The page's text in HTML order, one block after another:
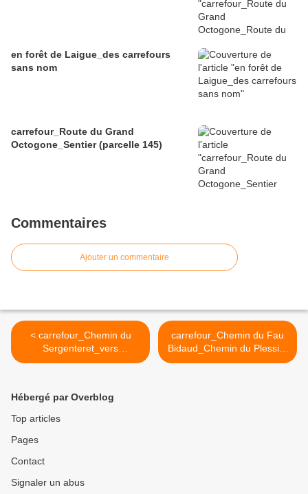
en forêt de Laigue_des carrefours
sans nom
carrefour_Route du Grand
Octogone_Sentier (parcelle 145)
Commentaires
Ajouter un commentaire
< carrefour_Chemin du
Sergenteret_vers
Royaumont
carrefour_Chemin du Fau
Bidaud_Chemin du Plessis-
Brion >
Hébergé par Overblog
Top articles
Pages
Contact
Signaler un abus